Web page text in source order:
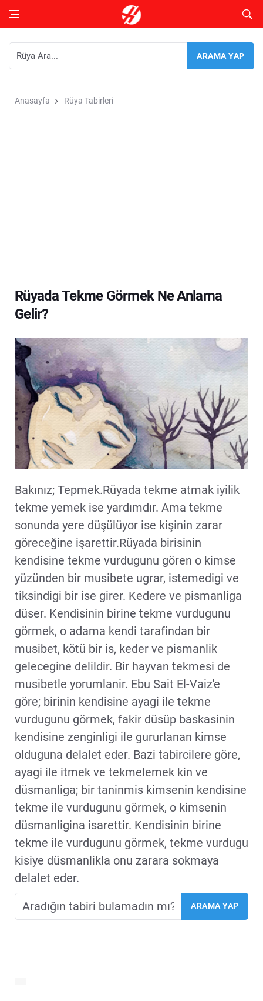
Anasayfa Rüya Tabirleri
Rüyada Tekme Görmek Ne Anlama
Gelir?
Bakınız; Tepmek.Rüyada tekme atmak iyilik
tekme yemek ise yardımdır. Ama tekme
sonunda yere düşülüyor ise kişinin zarar
göreceğine işarettir.Rüyada birisinin
kendisine tekme vurdugunu gören o kimse
yüzünden bir musibete ugrar, istemedigi ve
tiksindigi bir ise girer. Kedere ve pismanliga
düser. Kendisinin birine tekme vurdugunu
görmek, o adama kendi tarafindan bir
musibet, kötü bir is, keder ve pismanlik
gelecegine delildir. Bir hayvan tekmesi de
musibetle yorumlanir. Ebu Sait El-Vaiz'e
göre; birinin kendisine ayagi ile tekme
vurdugunu görmek, fakir düsüp baskasinin
kendisine zenginligi ile gururlanan kimse
olduguna delalet eder. Bazi tabircilere göre,
ayagi ile itmek ve tekmelemek kin ve
düsmanliga; bir taninmis kimsenin kendisine
tekme ile vurdugunu görmek, o kimsenin
düsmanligina isarettir. Kendisinin birine
tekme ile vurdugunu görmek, tekme vurdugu
kisiye düsmanlikla onu zarara sokmaya
delalet eder.